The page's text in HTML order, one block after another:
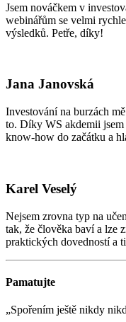
Jsem nováčkem v
webinářům se velmi
výsledků. Petře, díky!
Jana Janovská
Investování na burzách
to. Díky WS akdemii jsem
know-how do začátku a
Karel Veselý
Nejsem zrovna typ na
tak, že člověka baví a lze
praktických dovedností a
Pamatujte
„Spořením ještě nikdy